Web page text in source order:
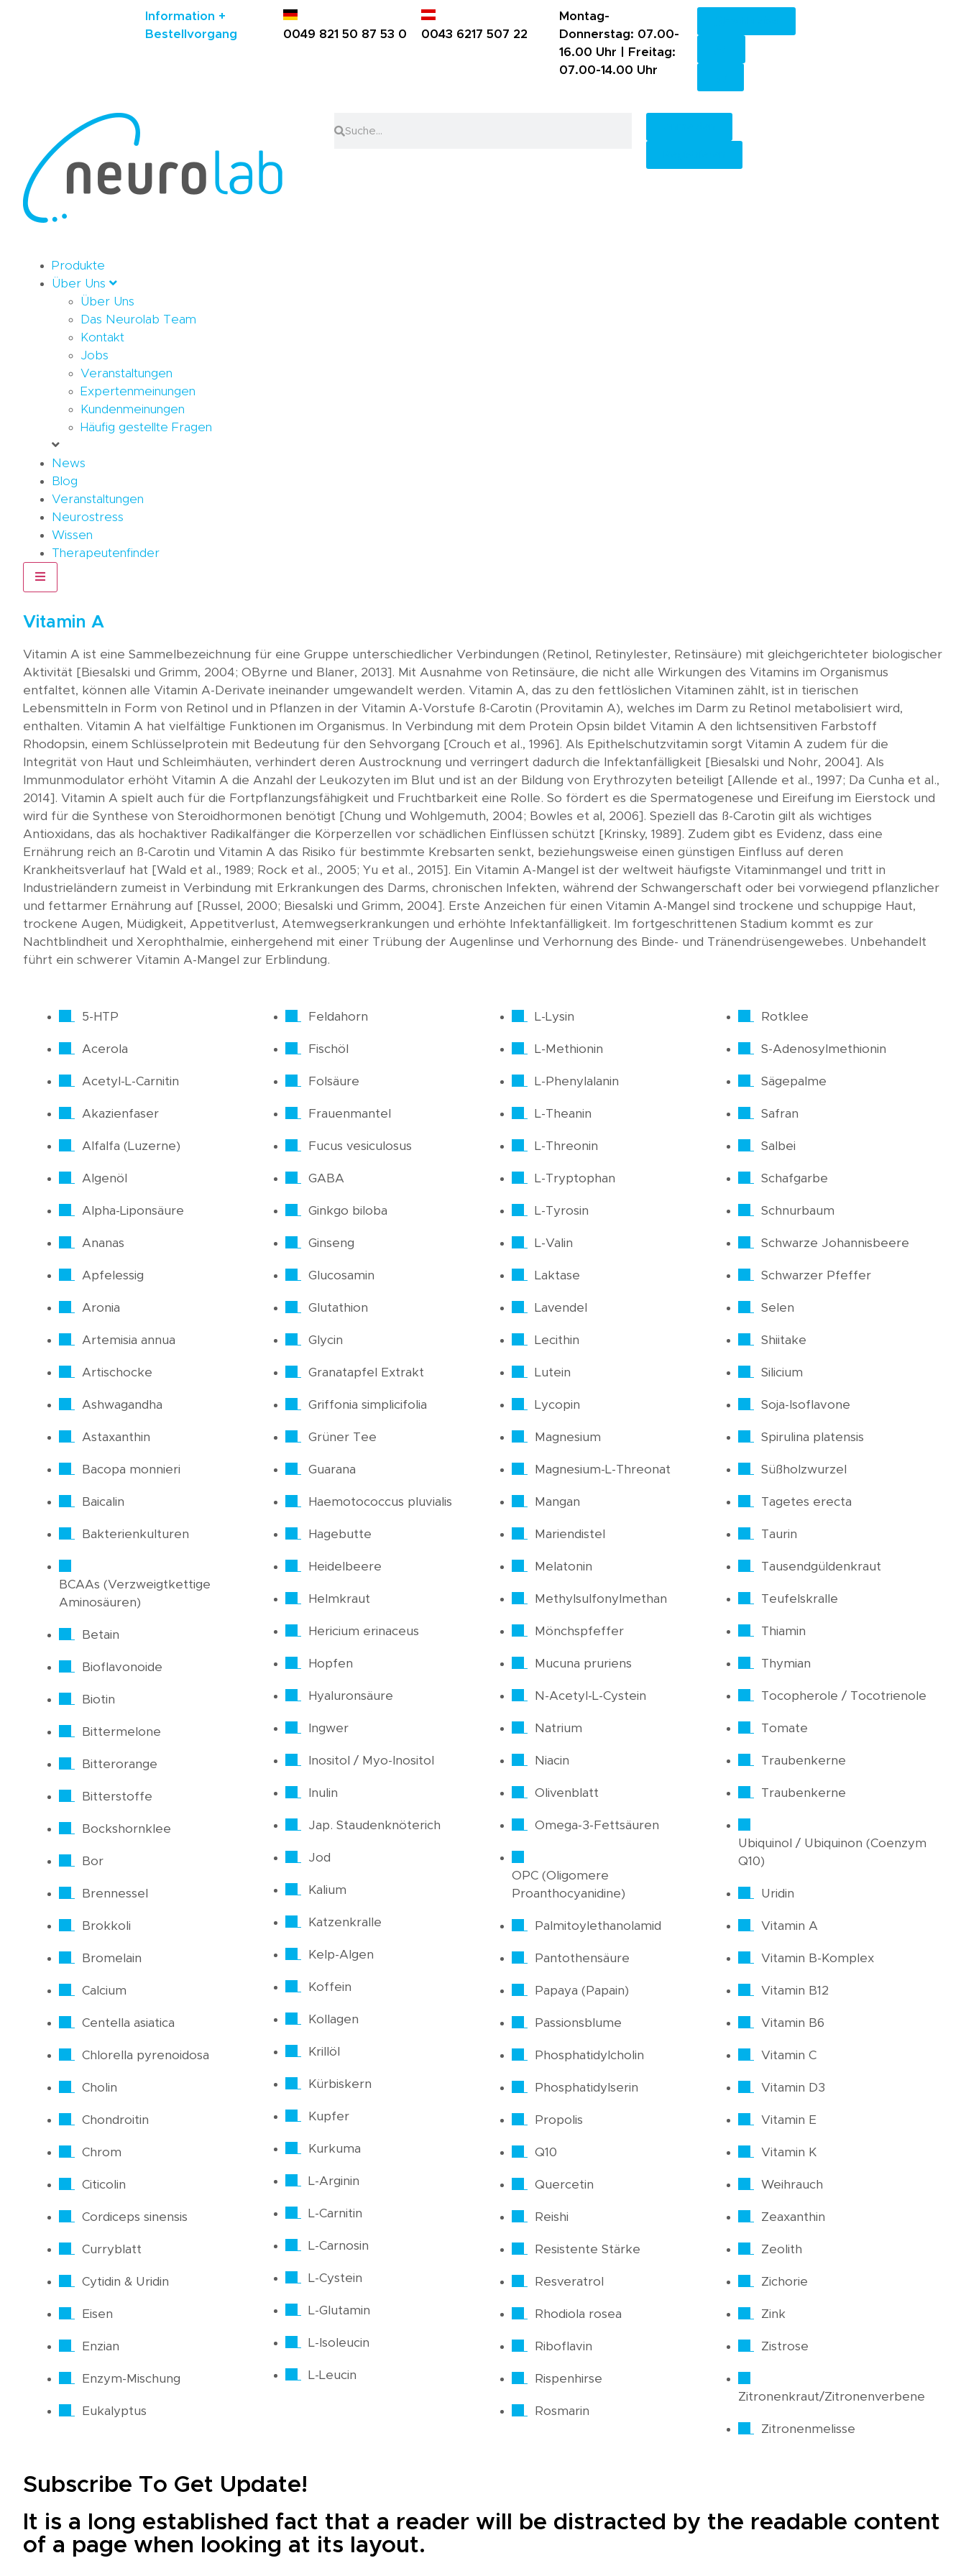
Information +
Bestellvorgang
0049 821 50 87 53 0 0043 6217 507 22
Montag-
Donnerstag: 07.00-
16.00 Uhr |
Freitag:
07.00-14.00 Uhr
Produkte
Über Uns
Über Uns
Das Neurolab Team
Kontakt
Jobs
Veranstaltungen
Expertenmeinungen
Kundenmeinungen
Häufig gestellte Fragen
News
Blog
Veranstaltungen
Neurostress
Wissen
Therapeutenfinder
Hamburger Toggle Menu
Vitamin A
Vitamin A ist eine Sammelbezeichnung für eine Gruppe unterschiedlicher Verbindungen (Retinol, Retinylester, Retinsäure) mit gleichgerichteter biologischer
Aktivität [Biesalski und Grimm, 2004; O´Byrne und Blaner, 2013]. Mit Ausnahme von Retinsäure, die nicht alle Wirkungen des Vitamins im Organismus
entfaltet, können alle Vitamin A-Derivate ineinander umgewandelt werden. Vitamin A, das zu den fettlöslichen Vitaminen zählt, ist in tierischen
Lebensmitteln in Form von Retinol und in Pflanzen in der Vitamin A-Vorstufe ß-Carotin (Provitamin A), welches im Darm zu Retinol metabolisiert wird,
enthalten. Vitamin A hat vielfältige Funktionen im Organismus. In Verbindung mit dem Protein Opsin bildet Vitamin A den lichtsensitiven Farbstoff
Rhodopsin, einem Schlüsselprotein mit Bedeutung für den Sehvorgang [Crouch et al., 1996]. Als Epithelschutzvitamin sorgt Vitamin A zudem für die
Integrität von Haut und Schleimhäuten, verhindert deren Austrocknung und verringert dadurch die Infektanfälligkeit [Biesalski und Nohr, 2004]. Als
Immunmodulator erhöht Vitamin A die Anzahl der Leukozyten im Blut und ist an der Bildung von Erythrozyten beteiligt [Allende et al., 1997; Da Cunha et al.,
2014]. Vitamin A spielt auch für die Fortpflanzungsfähigkeit und Fruchtbarkeit eine Rolle. So fördert es die Spermatogenese und Eireifung im Eierstock und
wird für die Synthese von Steroidhormonen benötigt [Chung und Wohlgemuth, 2004; Bowles et al, 2006]. Speziell das ß-Carotin gilt als wichtiges
Antioxidans, das als hochaktiver Radikalfänger die Körperzellen vor schädlichen Einflüssen schützt [Krinsky, 1989]. Zudem gibt es Evidenz, dass eine
Ernährung reich an ß-Carotin und Vitamin A das Risiko für bestimmte Krebsarten senkt, beziehungsweise einen günstigen Einfluss auf deren
Krankheitsverlauf hat [Wald et al., 1989; Rock et al., 2005; Yu et al., 2015]. Ein Vitamin A-Mangel ist der weltweit häufigste Vitaminmangel und tritt in
Industrieländern zumeist in Verbindung mit Erkrankungen des Darms, chronischen Infekten, während der Schwangerschaft oder bei vorwiegend pflanzlicher
und fettarmer Ernährung auf [Russel, 2000; Biesalski und Grimm, 2004]. Erste Anzeichen für einen Vitamin A-Mangel sind trockene und schuppige Haut,
trockene Augen, Müdigkeit, Appetitverlust, Atemwegserkrankungen und erhöhte Infektanfälligkeit. Im fortgeschrittenen Stadium kommt es zur
Nachtblindheit und Xerophthalmie, einhergehend mit einer Trübung der Augenlinse und Verhornung des Binde- und Tränendrüsengewebes. Unbehandelt
führt ein schwerer Vitamin A-Mangel zur Erblindung.
5-HTP
Acerola
Acetyl-L-Carnitin
Akazienfaser
Alfalfa (Luzerne)
Algenöl
Alpha-Liponsäure
Ananas
Apfelessig
Aronia
Artemisia annua
Artischocke
Ashwagandha
Astaxanthin
Bacopa monnieri
Baicalin
Bakterienkulturen
BCAAs (Verzweigtkettige
Aminosäuren)
Betain
Bioflavonoide
Biotin
Bittermelone
Bitterorange
Bitterstoffe
Bockshornklee
Bor
Brennessel
Brokkoli
Bromelain
Calcium
Centella asiatica
Chlorella pyrenoidosa
Cholin
Chondroitin
Chrom
Citicolin
Cordiceps sinensis
Curryblatt
Cytidin & Uridin
Eisen
Enzian
Enzym-Mischung
Eukalyptus
Feldahorn
Fischöl
Folsäure
Frauenmantel
Fucus vesiculosus
GABA
Ginkgo biloba
Ginseng
Glucosamin
Glutathion
Glycin
Granatapfel Extrakt
Griffonia simplicifolia
Grüner Tee
Guarana
Haemotococcus pluvialis
Hagebutte
Heidelbeere
Helmkraut
Hericium erinaceus
Hopfen
Hyaluronsäure
Ingwer
Inositol / Myo-Inositol
Inulin
Jap. Staudenknöterich
Jod
Kalium
Katzenkralle
Kelp-Algen
Koffein
Kollagen
Krillöl
Kürbiskern
Kupfer
Kurkuma
L-Arginin
L-Carnitin
L-Carnosin
L-Cystein
L-Glutamin
L-Isoleucin
L-Leucin
L-Lysin
L-Methionin
L-Phenylalanin
L-Theanin
L-Threonin
L-Tryptophan
L-Tyrosin
L-Valin
Laktase
Lavendel
Lecithin
Lutein
Lycopin
Magnesium
Magnesium-L-Threonat
Mangan
Mariendistel
Melatonin
Methylsulfonylmethan
Mönchspfeffer
Mucuna pruriens
N-Acetyl-L-Cystein
Natrium
Niacin
Olivenblatt
Omega-3-Fettsäuren
OPC (Oligomere
Proanthocyanidine)
Palmitoylethanolamid
Pantothensäure
Papaya (Papain)
Passionsblume
Phosphatidylcholin
Phosphatidylserin
Propolis
Q10
Quercetin
Reishi
Resistente Stärke
Resveratrol
Rhodiola rosea
Riboflavin
Rispenhirse
Rosmarin
Rotklee
S-Adenosylmethionin
Sägepalme
Safran
Salbei
Schafgarbe
Schnurbaum
Schwarze Johannisbeere
Schwarzer Pfeffer
Selen
Shiitake
Silicium
Soja-Isoflavone
Spirulina platensis
Süßholzwurzel
Tagetes erecta
Taurin
Tausendgüldenkraut
Teufelskralle
Thiamin
Thymian
Tocopherole / Tocotrienole
Tomate
Traubenkerne
Traubenkerne
Ubiquinol / Ubiquinon (Coenzym
Q10)
Uridin
Vitamin A
Vitamin B-Komplex
Vitamin B12
Vitamin B6
Vitamin C
Vitamin D3
Vitamin E
Vitamin K
Weihrauch
Zeaxanthin
Zeolith
Zichorie
Zink
Zistrose
Zitronenkraut/Zitronenverbene
Zitronenmelisse
Subscribe To Get Update!
It is a long established fact that a reader will be distracted by the readable content
of a page when looking at its layout.